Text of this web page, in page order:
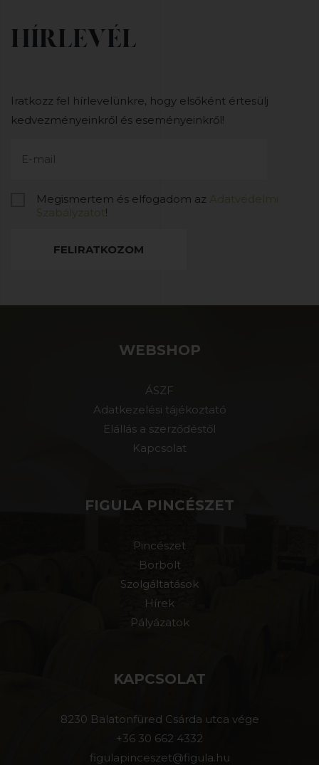
HÍRLEVÉL
Iratkozz fel hírlevelünkre, hogy elsőként értesülj
kedvezményeinkről és eseményeinkről!
Megismertem és elfogadom az Adatvédelmi
Szabályzatot !
FELIRATKOZOM
WEBSHOP
ÁSZF
Adatkezelési tájékoztató
Elállás a szerződéstől
Kapcsolat
FIGULA PINCÉSZET
Pincészet
Borbolt
Szolgáltatások
Hírek
Pályázatok
KAPCSOLAT
8230 Balatonfüred Csárda utca vége
+36 30 662 4332
figulapinceszet@figula.hu